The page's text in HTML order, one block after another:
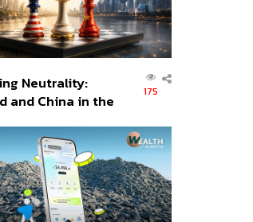
Neutrality:
and China in the
175